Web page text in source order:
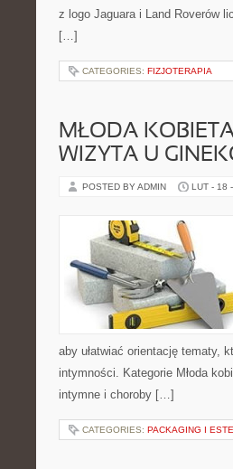
z logo Jaguara i Land Roverów
[…]
CATEGORIES: FIZJOTERAPIA
MŁODA
WIZYTA U
POSTED BY ADMIN LUT - 18
aby ułatwiać orientację tematy,
intymności. Kategorie Młoda
intymne i choroby […]
CATEGORIES: PACKAGING I